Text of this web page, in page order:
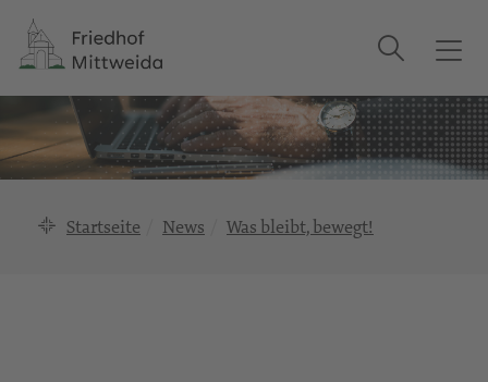
T
g
g
l
Suche
Startseite News Was bleibt, bewegt!